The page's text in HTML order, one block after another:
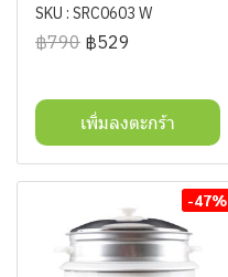
SKU : SRC0603 W
฿790฿529
เพิ่มลงตะกร้า
-47%